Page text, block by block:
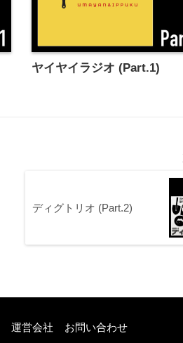
ヤイヤイラジオ (Part.1)
ディグトリオ (Part.2)
運営会社 お問い合わせ